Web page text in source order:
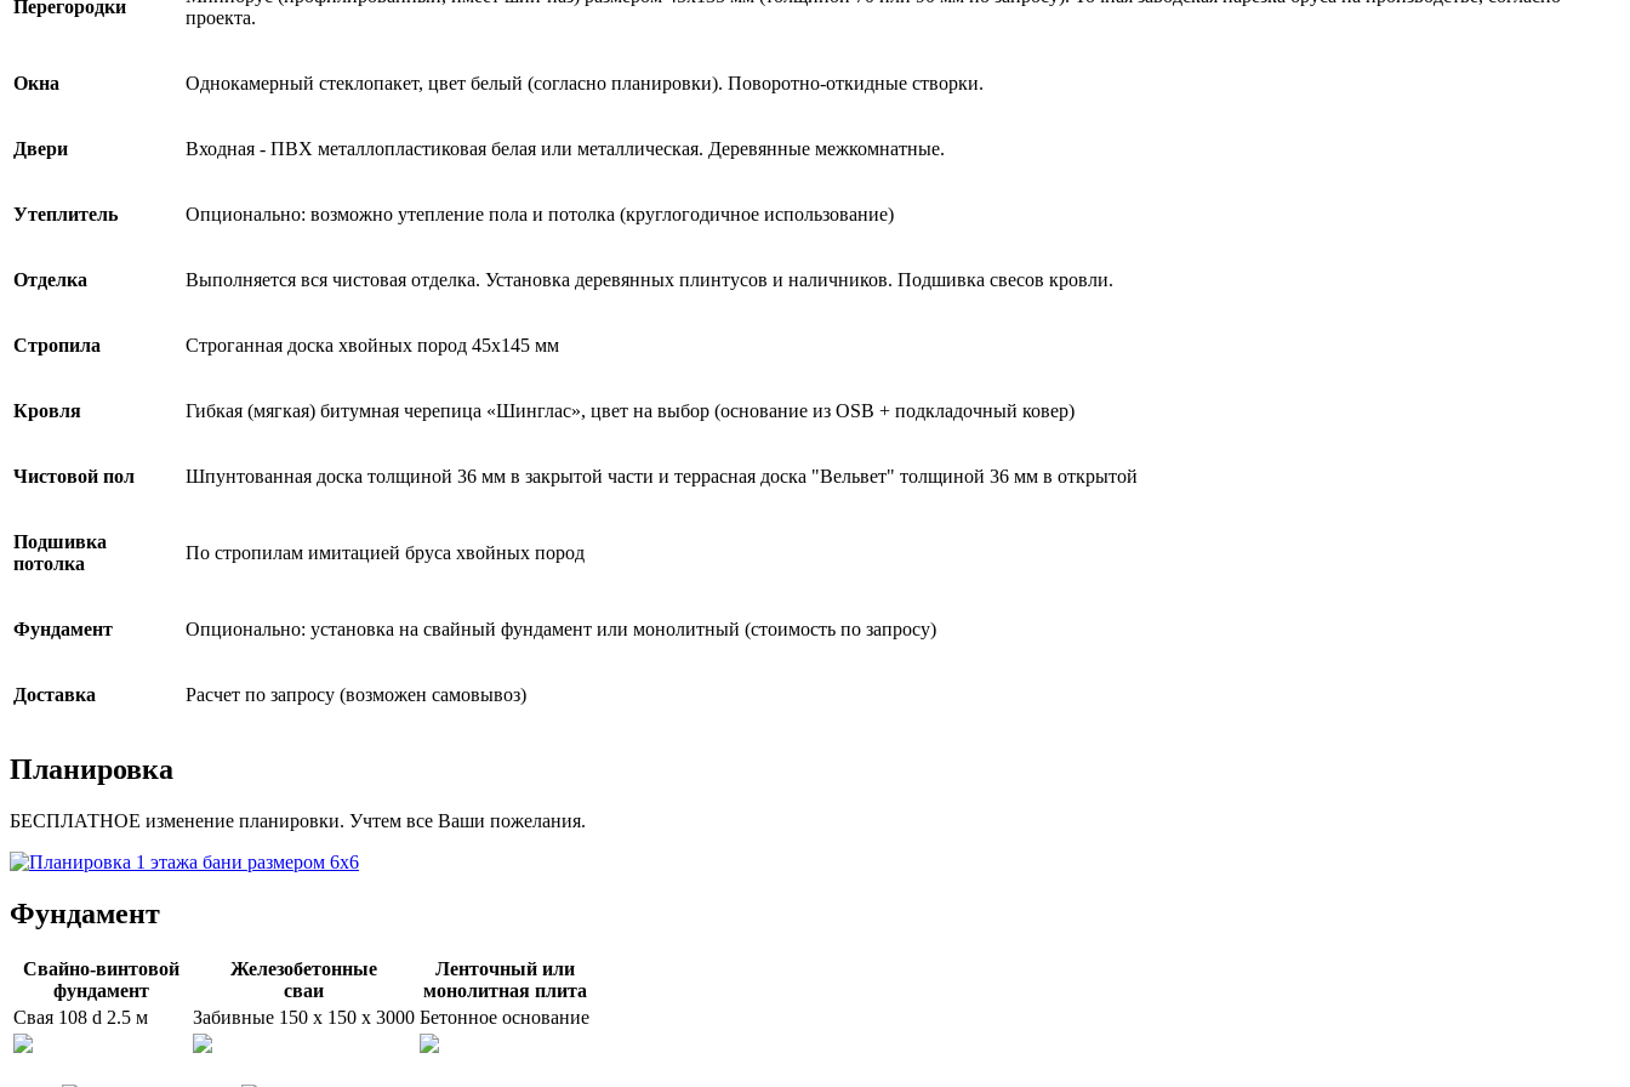
Перегородки
проекта.
Окна Однокамерный стеклопакет, цвет белый (согласно планировки). Поворотно-откидные створки.
Двери Входная - ПВХ металлопластиковая белая или металлическая. Деревянные межкомнатные.
Утеплитель Опционально: возможно утепление пола и потолка (круглогодичное использование)
Отделка Выполняется вся чистовая отделка. Установка деревянных плинтусов и наличников. Подшивка свесов кровли.
Стропила Строганная доска хвойных пород 45х145 мм
Кровля Гибкая (мягкая) битумная черепица «Шинглас», цвет на выбор (основание из OSB + подкладочный ковер)
Чистовой пол Шпунтованная доска толщиной 36 мм в закрытой части и террасная доска "Вельвет" толщиной 36 мм в открытой
Подшивка
потолка
По стропилам имитацией бруса хвойных пород
Фундамент Опционально: установка на свайный фундамент или монолитный (стоимость по запросу)
Доставка Расчет по запросу (возможен самовывоз)
Планировка
БЕСПЛАТНОЕ изменение планировки. Учтем все Ваши пожелания.
Фундамент
Свайно-винтовой
фундамент
Железобетонные
сваи
Ленточный или
монолитная плита
Свая 108 d 2.5 м
Забивные 150 x 150 x 3000 Бетонное основание